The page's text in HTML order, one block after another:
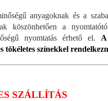
anyagoknak és a
köszönhetően a
nyomtatás érhető el.
tökéletes színekkel
SZÁLLÍTÁS